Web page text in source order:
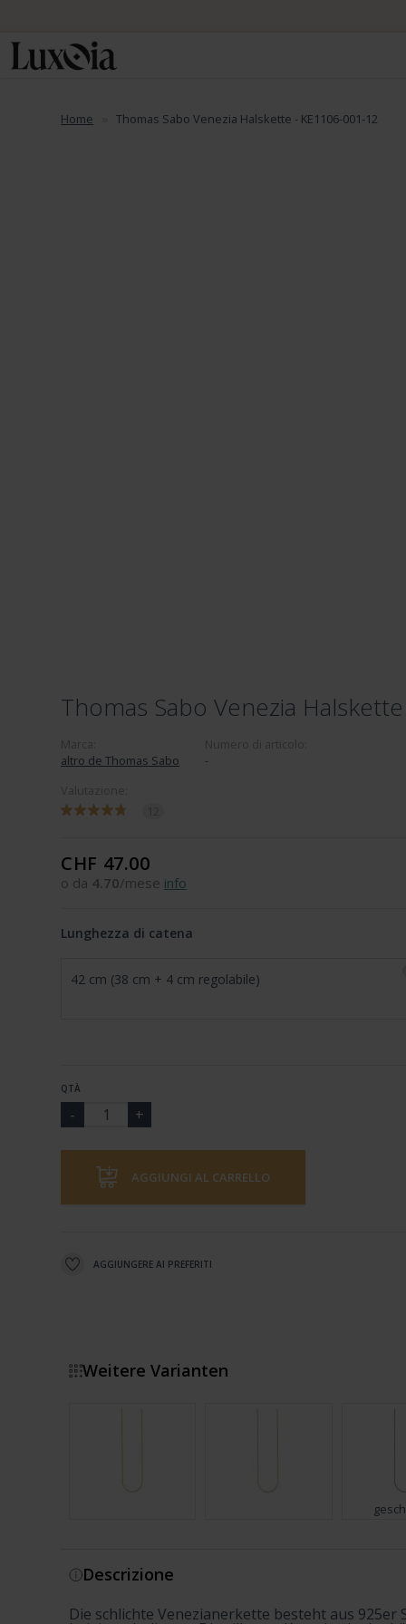
Home Thomas Sabo Venezia Halskette - KE1106-001-12
Thomas Sabo Venezia
altro de Thomas Sabo
-
CHF 47.00
o da 4.70/mese info
Lunghezza di catena
42 cm (38 cm + 4 cm regolabile)
QTÀ
AGGIUNGI AL CARRELLO
AGGIUNGERE AI PREFERITI
Weitere Varianten
Descrizione
Die schlichte Venezianerkette besteht aus
📦